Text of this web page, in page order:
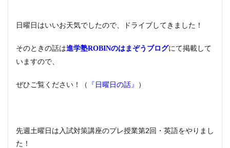
日曜日はいいお天気でしたので、ドライブしてきました！
そのときの話は進学塾ROBINのはまぞうブログにて掲載して
いますので、
ぜひご覧ください！（ 『日曜日の話』 ）
先週土曜日は入試対策講座のプレ授業第2回・英語をやりまし
た！